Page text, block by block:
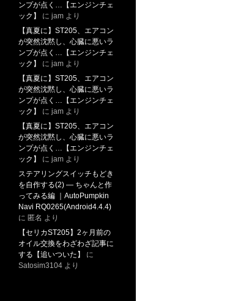
ンプが点く…【エンジンチェ
ック】
に jam より
【真夏に】ST205、エアコン
が突然沈黙し、心臓に悪いラ
ンプが点く…【エンジンチェ
ック】
に jam より
【真夏に】ST205、エアコン
が突然沈黙し、心臓に悪いラ
ンプが点く…【エンジンチェ
ック】
に jam より
【真夏に】ST205、エアコン
が突然沈黙し、心臓に悪いラ
ンプが点く…【エンジンチェ
ック】
に jam より
ステアリングスイッチもどき
を自作する(2) ― ちゃんと作
ってみる編 ｜AutoPumpkin
Navi RQ0265(Android4.4.4)
に 匿名 より
【セリカST205】2ヶ月前の
オイル交換をわざわざ記事に
する【追いついた】
に
Satosim3104 より